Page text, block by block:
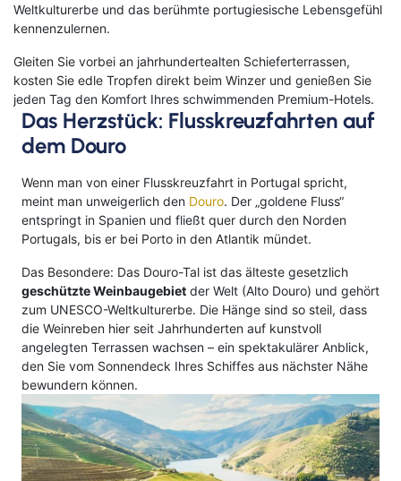
Weltkulturerbe und das berühmte portugiesische Lebensgefühl
kennenzulernen.
Gleiten Sie vorbei an jahrhundertealten Schieferterrassen,
kosten Sie edle Tropfen direkt beim Winzer und genießen Sie
jeden Tag den Komfort Ihres schwimmenden Premium-Hotels.
Das Herzstück: Flusskreuzfahrten auf
dem Douro
Wenn man von einer Flusskreuzfahrt in Portugal spricht,
meint man unweigerlich den Douro. Der „goldene Fluss“
entspringt in Spanien und fließt quer durch den Norden
Portugals, bis er bei Porto in den Atlantik mündet.
Das Besondere: Das Douro-Tal ist das älteste gesetzlich
geschützte Weinbaugebiet der Welt (Alto Douro) und gehört
zum UNESCO-Weltkulturerbe. Die Hänge sind so steil, dass
die Weinreben hier seit Jahrhunderten auf kunstvoll
angelegten Terrassen wachsen – ein spektakulärer Anblick,
den Sie vom Sonnendeck Ihres Schiffes aus nächster Nähe
bewundern können.